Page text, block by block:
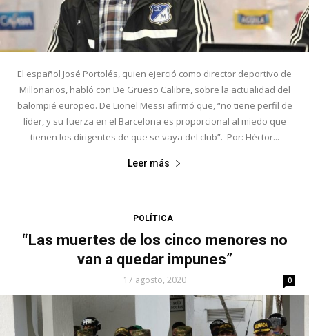
El español José Portolés, quien ejerció como director deportivo de
Millonarios, habló con De Grueso Calibre, sobre la actualidad del
balompié europeo. De Lionel Messi afirmó que, “no tiene perfil de
líder, y su fuerza en el Barcelona es proporcional al miedo que
tienen los dirigentes de que se vaya del club”. Por: Héctor...
Leer más
POLÍTICA
“Las muertes de los cinco menores no
van a quedar impunes”
17 agosto, 2020 0